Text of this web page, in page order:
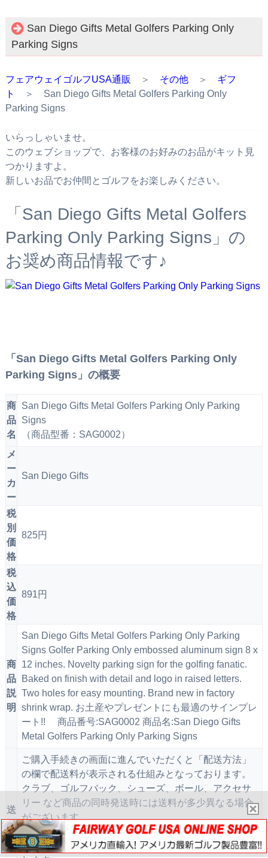
San Diego Gifts Metal Golfers Parking Only
Parking Signs
フェアウェイゴルフUSA通販 ＞ その他＞ ギフ
ト
＞ San Diego Gifts Metal Golfers Parking Only
Parking Signs
いらっしゃいませ。
このウェブショップで、お客様のお好みのお品がキット見
つかりますよ。
新しいお品でお仲間とゴルフをお楽しみください。
「San Diego Gifts Metal Golfers
Parking Only Parking Signs」の
お奨め商品情報です♪
「San Diego Gifts Metal Golfers Parking Only
Parking Signs」の概要
商
品
名
San Diego Gifts Metal Golfers Parking Only Parking
Signs
（商品型番：SAG0002）
メ
ー
カ
ー
San Diego Gifts
税
別
価
格
825円
税
込
価
格
891円
商
品
説
明
San Diego Gifts Metal Golfers Parking Only Parking
Signs Golfer Parking Only embossed aluminum sign 8 x
12 inches. Novelty parking sign for the golfing fanatic.
Baked on finish with detail and logo in raised letters.
Two holes for easy mounting. Brand new in factory
shrink wrap. お土産やプレゼントにも最適のサインプレ
ート!! 商品番号:SAG0002 商品名:San Diego Gifts
Metal Golfers Parking Only Parking Signs
送
料
ご購入手続きの画面に進んでいただくと「配送方法」
の欄で配送料が表示される仕組みとなっております。
クラブ、ゴルフバック、シューズ、ボール、アクセサ
リー など商品の同時発送時には送料が多少異なる場合
がございます。
正確な配送料のご案内は、お手数ですがご購入手続き
画面でご確認くださいますよう、よろしくお願いいた